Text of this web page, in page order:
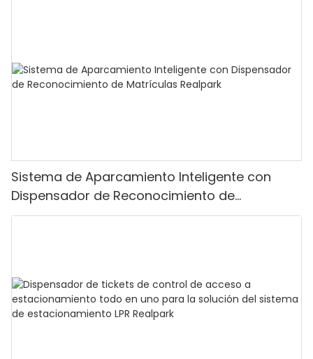
Sistema de Aparcamiento Inteligente con
Dispensador de Reconocimiento de
Matrículas Realpark